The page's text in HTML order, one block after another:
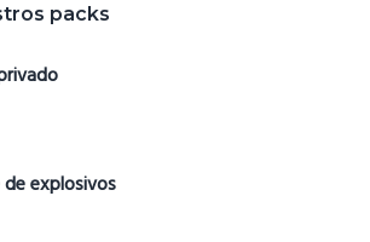
packs
explosivos